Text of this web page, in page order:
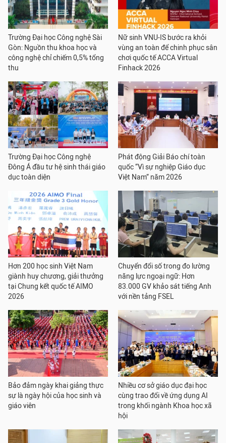
Trường Đại học Công nghệ Sài
Gòn: Nguồn thu khoa học và
công nghệ chỉ chiếm 0,5% tổng
thu
Nữ sinh VNU-IS bước ra khỏi
vùng an toàn để chinh phục sân
chơi quốc tế ACCA Virtual
Finhack 2026
Trường Đại học Công nghệ
Đông Á đầu tư hệ sinh thái giáo
dục toàn diện
Phát động Giải Báo chí toàn
quốc “Vì sự nghiệp Giáo dục
Việt Nam” năm 2026
Hơn 200 học sinh Việt Nam
giành huy chương, giải thưởng
tại Chung kết quốc tế AIMO
2026
Chuyển đổi số trong đo lường
năng lực ngoại ngữ: Hơn
83.000 GV khảo sát tiếng Anh
với nền tảng FSEL
Bảo đảm ngày khai giảng thực
sự là ngày hội của học sinh và
giáo viên
Nhiều cơ sở giáo dục đại học
cùng trao đổi về ứng dụng AI
trong khối ngành Khoa học xã
hội